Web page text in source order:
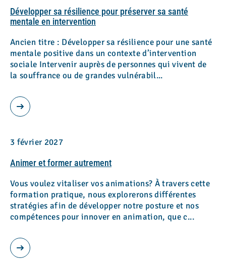
Développer sa résilience pour préserver sa santé
mentale en intervention
Ancien titre : Développer sa résilience pour une santé
mentale positive dans un contexte d’intervention
sociale Intervenir auprès de personnes qui vivent de
la souffrance ou de grandes vulnérabil...
3 février 2027
Animer et former autrement
Vous voulez vitaliser vos animations? À travers cette
formation pratique, nous explorerons différentes
stratégies afin de développer notre posture et nos
compétences pour innover en animation, que c...